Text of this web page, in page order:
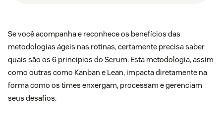
Se você acompanha e reconhece os benefícios das
metodologias ágeis nas rotinas, certamente precisa saber
quais são os 6 princípios do Scrum. Esta metodologia, assim
como outras como Kanban e Lean, impacta diretamente na
forma como os times enxergam, processam e gerenciam
seus desafios.